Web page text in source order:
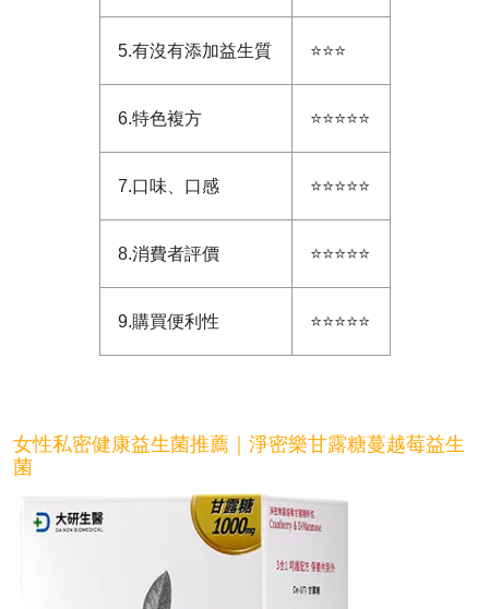
5.有沒有添加益生質 ⭐⭐⭐
6.特色複方 ⭐⭐⭐⭐⭐
7.口味、口感 ⭐⭐⭐⭐⭐
8.消費者評價 ⭐⭐⭐⭐⭐
9.購買便利性 ⭐⭐⭐⭐⭐
女性私密健康益生菌推薦｜淨密樂甘露糖蔓越莓益生
菌